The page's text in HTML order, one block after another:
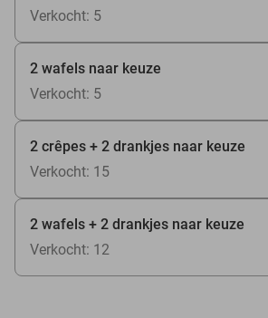
Verkocht: 5
2 wafels naar keuze
Verkocht: 5
2 crêpes + 2 drankjes naar keuze
Verkocht: 15
2 wafels + 2 drankjes naar keuze
Verkocht: 12